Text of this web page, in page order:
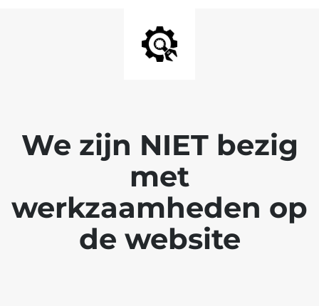
We zijn NIET bezig
met
werkzaamheden op
de website